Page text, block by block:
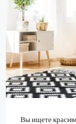
Вы ищете